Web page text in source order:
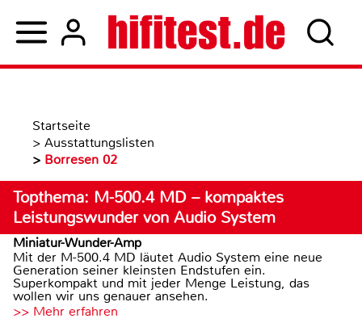
Startseite
> Ausstattungslisten
> Borresen 02
Topthema: M-500.4 MD – kompaktes
Leistungswunder von Audio System
Miniatur-Wunder-Amp
Mit der M-500.4 MD läutet Audio System eine neue
Generation seiner kleinsten Endstufen ein.
Superkompakt und mit jeder Menge Leistung, das
wollen wir uns genauer ansehen.
>> Mehr erfahren